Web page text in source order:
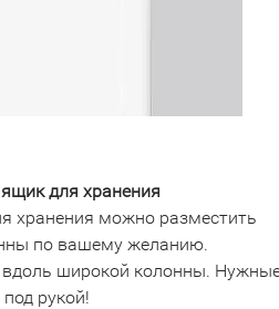
для хранения
хранения можно разместить
по вашему желанию.
вдоль широкой колонны.
рукой!